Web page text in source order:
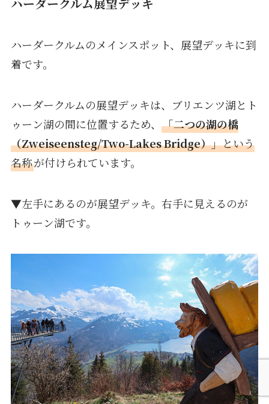
ハーダークルムのメインスポット、展望デッキに到
着です。
ハーダークルムの展望デッキは、ブリエンツ湖とト
ゥーン湖の間に位置するため、 「二つの湖の橋
（Zweiseensteg/Two-Lakes Bridge）」という
名称が付けられています。
▼左手にあるのが展望デッキ。右手に見えるのが
トゥーン湖です。